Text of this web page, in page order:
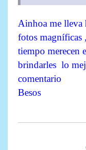
Ainhoa me lleva
fotos magníficas
tiempo merecen
brindarles lo
comentario
Besos